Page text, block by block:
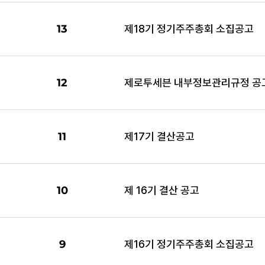
13 제18기 정기주주총회 소집공고
12 제로투세븐 내부정보관리규정 공
11 제17기 결산공고
10 제 16기 결산 공고
9 제16기 정기주주총회 소집공고